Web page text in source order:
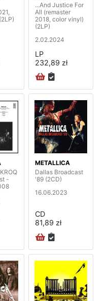
...And Justice For
All (remaster
2018, color vinyl)
(2LP)
2.02.2024
LP
232,89 zł
-
METALLICA
Dallas Broadcast
'89 (2CD)
16.06.2023
CD
81,89 zł